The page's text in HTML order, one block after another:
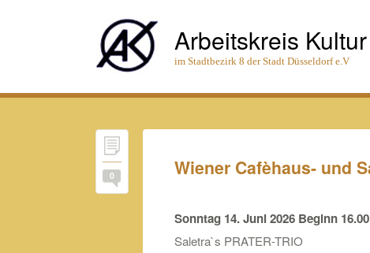
Arbeitskreis Kultur
im Stadtbezirk 8 der Stadt Düsseldorf e.V
0 Wiener Cafèhaus- und
Sonntag 14. Juni 2026 Beginn
Saletra`s PRATER-TRIO